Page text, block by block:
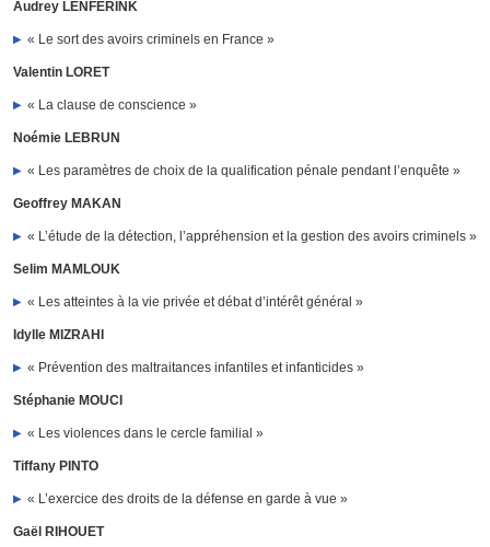
Audrey LENFERINK
« Le sort des avoirs criminels en France »
Valentin LORET
« La clause de conscience »
Noémie LEBRUN
« Les paramètres de choix de la qualification pénale pendant l’enquête »
Geoffrey MAKAN
« L’étude de la détection, l’appréhension et la gestion des avoirs criminels »
Selim MAMLOUK
« Les atteintes à la vie privée et débat d’intérêt général »
Idylle MIZRAHI
« Prévention des maltraitances infantiles et infanticides »
Stéphanie MOUCI
« Les violences dans le cercle familial »
Tiffany PINTO
« L’exercice des droits de la défense en garde à vue »
Gaël RIHOUET